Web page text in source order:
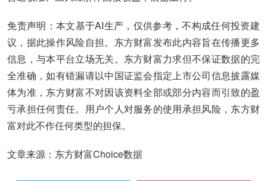
免责声明：本文基于AI生产，仅供参考，不构成任何投资建
议，据此操作风险自担。东方财富发布此内容旨在传播更多
信息，与本平台立场无关。东方财富力求但不保证数据的完
全准确，如有错漏请以中国证监会指定上市公司信息披露媒
体为准，东方财富不对因该资料全部或部分内容而引致的盈
亏承担任何责任。用户个人对服务的使用承担风险，东方财
富对此不作任何类型的担保。
文章来源：东方财富Choice数据